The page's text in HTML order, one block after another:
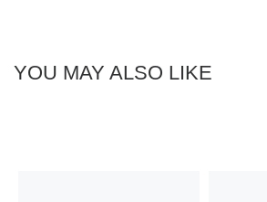
YOU MAY ALSO LIKE